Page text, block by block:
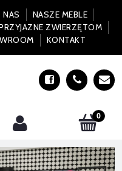
NAS
NASZE MEBLE
ZWIERZĘTOM
KONTAKT